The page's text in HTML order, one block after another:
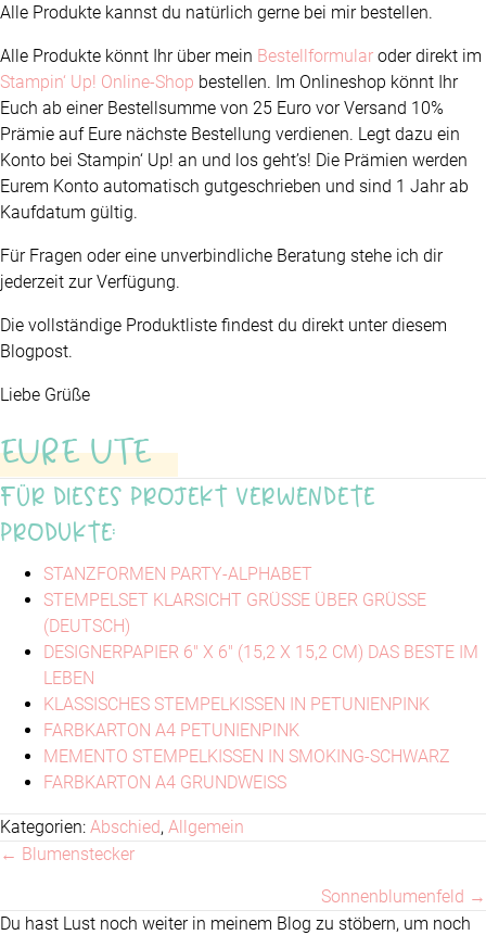
Alle Produkte kannst du natürlich gerne bei mir bestellen.
Alle Produkte könnt Ihr über mein Bestellformular oder direkt im
Stampin‘ Up! Online-Shop bestellen. Im Onlineshop könnt Ihr
Euch ab einer Bestellsumme von 25 Euro vor Versand 10%
Prämie auf Eure nächste Bestellung verdienen. Legt dazu ein
Konto bei Stampin‘ Up! an und los geht’s! Die Prämien werden
Eurem Konto automatisch gutgeschrieben und sind 1 Jahr ab
Kaufdatum gültig.
Für Fragen oder eine unverbindliche Beratung stehe ich dir
jederzeit zur Verfügung.
Die vollständige Produktliste findest du direkt unter diesem
Blogpost.
Liebe Grüße
EURE UTE
Für dieses Projekt verwendete
Produkte:
STANZFORMEN PARTY-ALPHABET
STEMPELSET KLARSICHT GRÜSSE ÜBER GRÜSSE
(DEUTSCH)
DESIGNERPAPIER 6" X 6" (15,2 X 15,2 CM) DAS BESTE IM
LEBEN
KLASSISCHES STEMPELKISSEN IN PETUNIENPINK
FARBKARTON A4 PETUNIENPINK
MEMENTO STEMPELKISSEN IN SMOKING-SCHWARZ
FARBKARTON A4 GRUNDWEISS
Kategorien: Abschied, Allgemein
Posts
navigation
← Blumenstecker
Sonnenblumenfeld →
Du hast Lust noch weiter in meinem Blog zu stöbern, um noch